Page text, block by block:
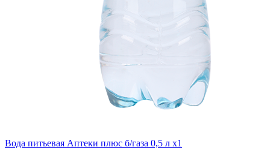
Вода питьевая Аптеки плюс б/газа 0,5 л x1